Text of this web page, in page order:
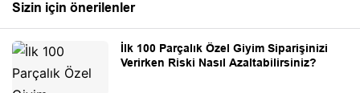
Sizin için önerilenler
İlk 100 Parçalık Özel Giyim Siparişinizi
Verirken Riski Nasıl Azaltabilirsiniz?